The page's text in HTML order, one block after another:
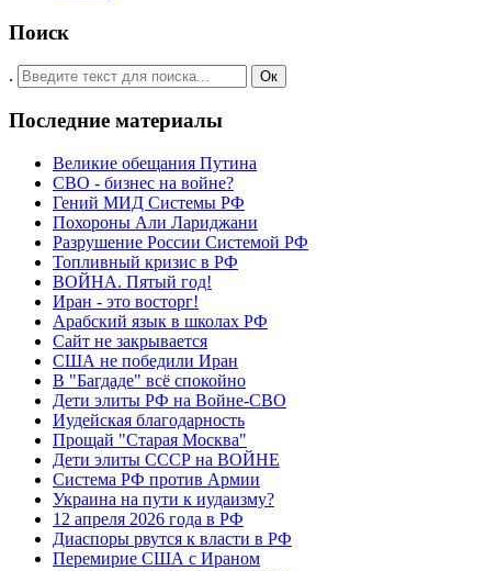
Поиск
. Ок
Последние материалы
Великие обещания Путина
СВО - бизнес на войне?
Гений МИД Системы РФ
Похороны Али Лариджани
Разрушение России Системой РФ
Топливный кризис в РФ
ВОЙНА. Пятый год!
Иран - это восторг!
Арабский язык в школах РФ
Сайт не закрывается
США не победили Иран
В "Багдаде" всё спокойно
Дети элиты РФ на Войне-СВО
Иудейская благодарность
Прощай "Старая Москва"
Дети элиты СССР на ВОЙНЕ
Система РФ против Армии
Украина на пути к иудаизму?
12 апреля 2026 года в РФ
Диаспоры рвутся к власти в РФ
Перемирие США с Ираном